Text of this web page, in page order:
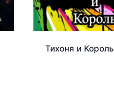
Тихоня и Король